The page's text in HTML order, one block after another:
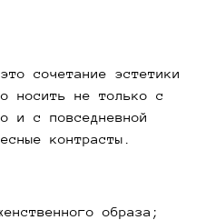
сочетание эстетики
носить не только с
и с повседневной
контрасты.
образа;